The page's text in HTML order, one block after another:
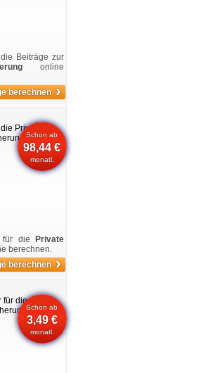
Beiträge zur
online
berechnen ›
Schon ab
98,44 €
monatl.
für die
Private
berechnen.
berechnen ›
Schon ab
3,49 €
monatl.